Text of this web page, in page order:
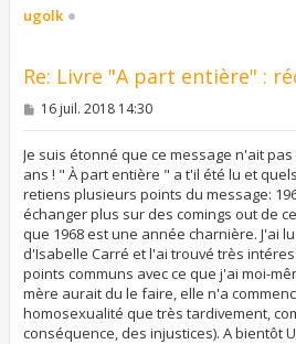
ugolk
Re: Livre "A part entière" :
M
s
a
g
e
16 juil. 2018 14:30
Je suis étonné que ce message n'ait
ans ! " À part entière " a t'il été lu et
retiens plusieurs points du message:
échanger plus sur des comings out de
que 1968 est une année charnière. J'ai
d'Isabelle Carré et l'ai trouvé très
points communs avec ce que j'ai moi-
mère aurait du le faire, elle n'a
homosexualité que très tardivement,
conséquence, des injustices). A bientôt